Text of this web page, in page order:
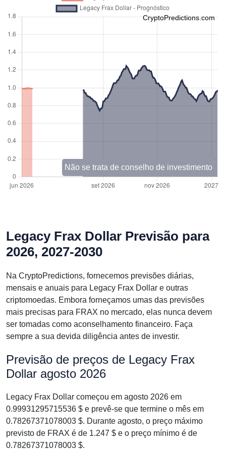
CryptoPredictions.com
Não se trata de conselho de investimento
Legacy Frax Dollar Previsão para
2026, 2027-2030
Na CryptoPredictions, fornecemos previsões diárias,
mensais e anuais para Legacy Frax Dollar e outras
criptomoedas. Embora forneçamos umas das previsões
mais precisas para FRAX no mercado, elas nunca devem
ser tomadas como aconselhamento financeiro. Faça
sempre a sua devida diligência antes de investir.
Previsão de preços de Legacy Frax
Dollar agosto 2026
Legacy Frax Dollar começou em agosto 2026 em
0.99931295715536 $ e prevê-se que termine o mês em
0.78267371078003 $. Durante agosto, o preço máximo
previsto de FRAX é de 1.247 $ e o preço mínimo é de
0.78267371078003 $.